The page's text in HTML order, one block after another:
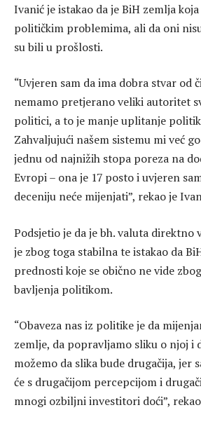
Ivanić je istakao da je BiH zemlja
političkim problemima, ali da oni
su bili u prošlosti.
“Uvjeren sam da ima dobra stvar od
nemamo pretjerano veliki autoritet
politici, a to je manje uplitanje
Zahvaljujući našem sistemu mi već
jednu od najnižih stopa poreza na
Evropi – ona je 17 posto i uvjeren
deceniju neće mijenjati”, rekao je
Podsjetio je da je bh. valuta direktno
je zbog toga stabilna te istakao da
prednosti koje se obično ne vide
bavljenja politikom.
“Obaveza nas iz politike je da
zemlje, da popravljamo sliku o njoj i
možemo da slika bude drugačija, jer
će s drugačijom percepcijom i
mnogi ozbiljni investitori doći”,